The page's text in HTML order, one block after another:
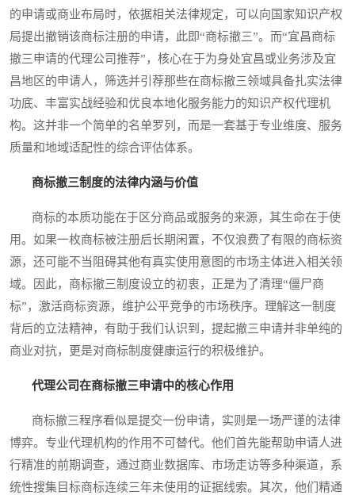
的申请或商业布局时，依据相关法律规定，可以向国家知识产权
局提出撤销该商标注册的申请，此即“商标撤三”。而“宜昌商标
撤三申请的代理公司推荐”，核心在于为身处宜昌或业务涉及宜
昌地区的申请人，筛选并引荐那些在商标撤三领域具备扎实法律
功底、丰富实战经验和优良本地化服务能力的知识产权代理机
构。这并非一个简单的名单罗列，而是一套基于专业维度、服务
质量和地域适配性的综合评估体系。
商标撤三制度的法律内涵与价值
商标的本质功能在于区分商品或服务的来源，其生命在于使
用。如果一枚商标被注册后长期闲置，不仅浪费了有限的商标资
源，还可能不当阻碍其他有真实使用意图的市场主体进入相关领
域。因此，商标撤三制度设立的初衷，正是为了清理“僵尸商
标”，激活商标资源，维护公平竞争的市场秩序。理解这一制度
背后的立法精神，有助于我们认识到，提起撤三申请并非单纯的
商业对抗，更是对商标制度健康运行的积极维护。
代理公司在商标撤三申请中的核心作用
商标撤三程序看似是提交一份申请，实则是一场严谨的法律
博弈。专业代理机构的作用不可替代。他们首先能帮助申请人进
行精准的前期调查，通过商业数据库、市场走访等多种渠道，系
统性搜集目标商标连续三年未使用的证据线索。其次，他们精通